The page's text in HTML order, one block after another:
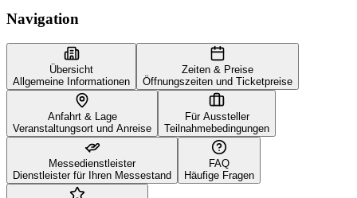
Navigation
Übersicht
Allgemeine Informationen
Zeiten & Preise
Öffnungszeiten und Ticketpreise
Anfahrt & Lage
Veranstaltungsort und Anreise
Für Aussteller
Teilnahmebedingungen
Messedienstleister
Dienstleister für Ihren Messestand
FAQ
Häufige Fragen